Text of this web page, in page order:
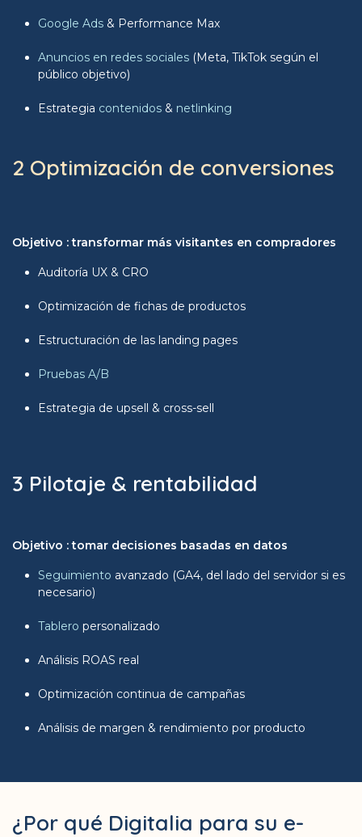
Google Ads & Performance Max
Anuncios en redes sociales (Meta, TikTok según el
público objetivo)
Estrategia contenidos & netlinking
2 Optimización de conversiones
Objetivo : transformar más visitantes en compradores
Auditoría UX & CRO
Optimización de fichas de productos
Estructuración de las landing pages
Pruebas A/B
Estrategia de upsell & cross-sell
3 Pilotaje & rentabilidad
Objetivo : tomar decisiones basadas en datos
Seguimiento avanzado (GA4, del lado del servidor si es
necesario)
Tablero personalizado
Análisis ROAS real
Optimización continua de campañas
Análisis de margen & rendimiento por producto
¿Por qué Digitalia para su e-